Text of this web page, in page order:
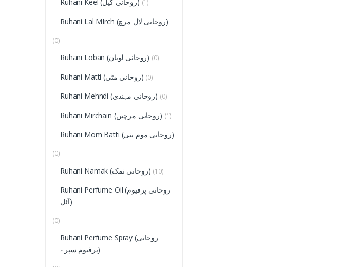
(1)
Ruhani Lal MIrch (روحانی لال مرچ)
(0)
Ruhani Loban (روحانی لوبان) (0)
Ruhani Matti (روحانی مٹی) (0)
Ruhani Mehndi (روحانی مہندی) (0)
Ruhani Mirchain (روحانی مرچیں) (1)
Ruhani Mom Batti (روحانی موم بتی)
(0)
Ruhani Namak (روحانی نمک) (10)
Ruhani Perfume Oil (روحانی پرفیوم
آئل)
(0)
Ruhani Perfume Spray (روحانی
پرفیوم سپرے)